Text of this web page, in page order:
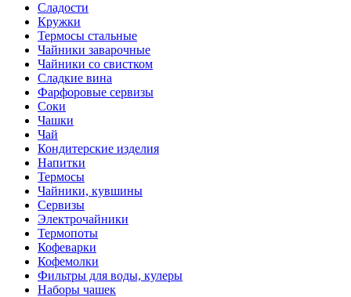
Сладости
Кружки
Термосы стальные
Чайники заварочные
Чайники со свистком
Сладкие вина
Фарфоровые сервизы
Соки
Чашки
Чай
Кондитерские изделия
Напитки
Термосы
Чайники, кувшины
Сервизы
Электрочайники
Термопоты
Кофеварки
Кофемолки
Фильтры для воды, кулеры
Наборы чашек